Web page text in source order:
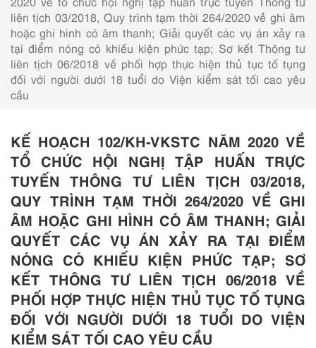
liên tịch 03/2018, Quy trình tạm thời 264/2020 về ghi âm
hoặc ghi hình có âm thanh; Giải quyết các vụ án xảy ra
tại điểm nóng có khiếu kiện phức tạp; Sơ kết Thông tư
liên tịch 06/2018 về phối hợp thực hiện thủ tục tố tụng
đối với người dưới 18 tuổi do Viện kiểm sát tối cao yêu
cầu
KẾ HOẠCH 102/KH-VKSTC NĂM 2020 VỀ
TỔ CHỨC HỘI NGHỊ TẬP HUẤN TRỰC
TUYẾN THÔNG TƯ LIÊN TỊCH 03/2018,
QUY TRÌNH TẠM THỜI 264/2020 VỀ GHI
ÂM HOẶC GHI HÌNH CÓ ÂM THANH; GIẢI
QUYẾT CÁC VỤ ÁN XẢY RA TẠI ĐIỂM
NÓNG CÓ KHIẾU KIỆN PHỨC TẠP; SƠ
KẾT THÔNG TƯ LIÊN TỊCH 06/2018 VỀ
PHỐI HỢP THỰC HIỆN THỦ TỤC TỐ TỤNG
ĐỐI VỚI NGƯỜI DƯỚI 18 TUỔI DO VIỆN
KIỂM SÁT TỐI CAO YÊU CẦU